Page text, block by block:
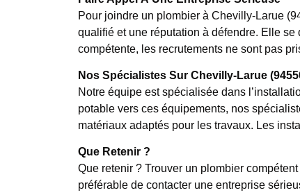
Pour joindre un plombier à Chevilly-Larue
qualifié et une réputation à défendre. Elle
compétente, les recrutements ne sont pas
Nos Spécialistes Sur Chevilly-Larue
Notre équipe est spécialisée dans
potable vers ces équipements, nos
matériaux adaptés pour les travaux. Les
Que Retenir ?
Que retenir ? Trouver un plombier
préférable de contacter une entreprise